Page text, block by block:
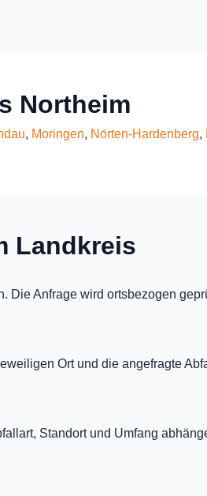
Northeim
, Moringen, Nörten-Hardenberg,
Landkreis
Die Anfrage wird ortsbezogen
Ort und die angefragte
Standort und Umfang